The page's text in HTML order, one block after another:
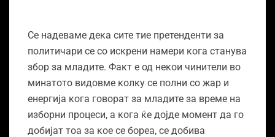
Се надеваме дека сите тие претенденти за
политичари се со искрени намери кога станува
збор за младите. Факт е од некои чинители во
минатото видовме колку се полни со жар и
енергија кога говорат за младите за време на
изборни процеси, а кога ќе дојде момент да го
добијат тоа за кое се бореа, се добива